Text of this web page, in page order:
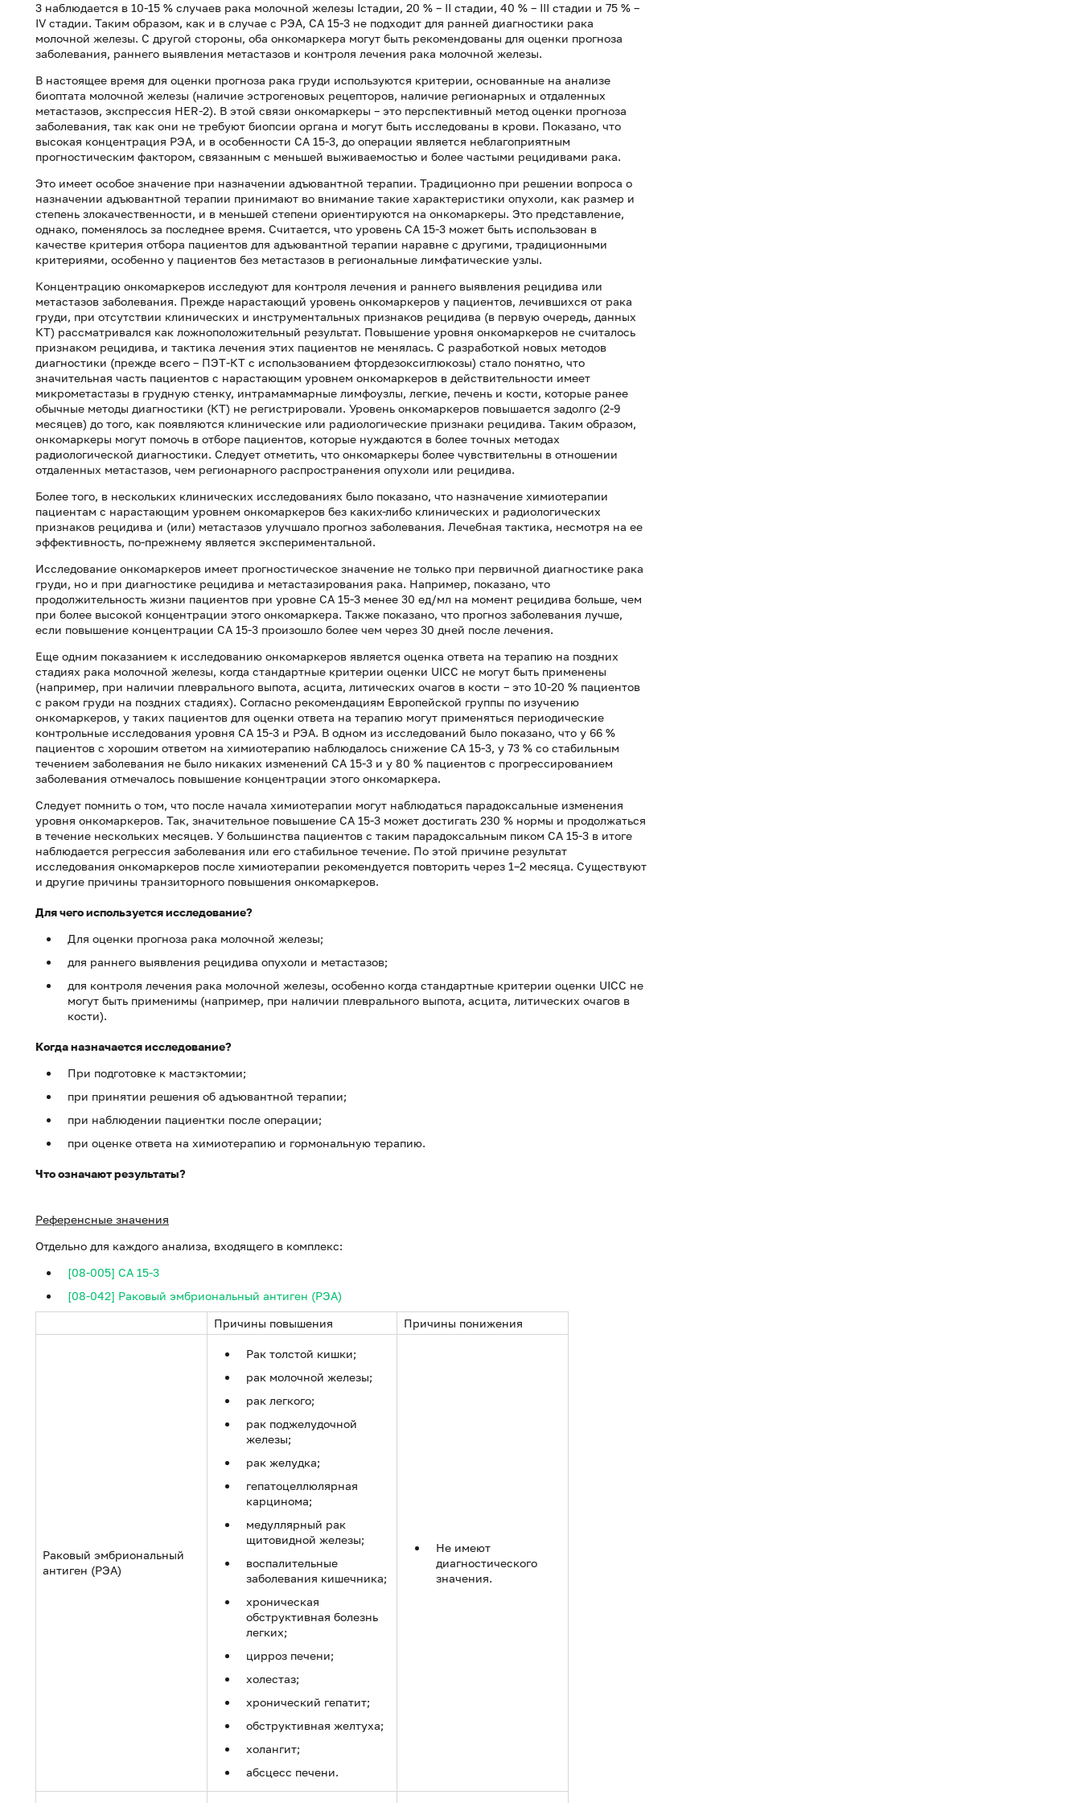
3 наблюдается в 10-15 % случаев рака молочной железы Iстадии, 20 % – II стадии, 40 % – III стадии и 75 % –
IV стадии. Таким образом, как и в случае с РЭА, СА 15-3 не подходит для ранней диагностики рака
молочной железы. С другой стороны, оба онкомаркера могут быть рекомендованы для оценки прогноза
заболевания, раннего выявления метастазов и контроля лечения рака молочной железы.
В настоящее время для оценки прогноза рака груди используются критерии, основанные на анализе
биоптата молочной железы (наличие эстрогеновых рецепторов, наличие регионарных и отдаленных
метастазов, экспрессия HER-2). В этой связи онкомаркеры – это перспективный метод оценки прогноза
заболевания, так как они не требуют биопсии органа и могут быть исследованы в крови. Показано, что
высокая концентрация РЭА, и в особенности СА 15-3, до операции является неблагоприятным
прогностическим фактором, связанным с меньшей выживаемостью и более частыми рецидивами рака.
Это имеет особое значение при назначении адъювантной терапии. Традиционно при решении вопроса о
назначении адъювантной терапии принимают во внимание такие характеристики опухоли, как размер и
степень злокачественности, и в меньшей степени ориентируются на онкомаркеры. Это представление,
однако, поменялось за последнее время. Считается, что уровень СА 15-3 может быть использован в
качестве критерия отбора пациентов для адъювантной терапии наравне с другими, традиционными
критериями, особенно у пациентов без метастазов в региональные лимфатические узлы.
Концентрацию онкомаркеров исследуют для контроля лечения и раннего выявления рецидива или
метастазов заболевания. Прежде нарастающий уровень онкомаркеров у пациентов, лечившихся от рака
груди, при отсутствии клинических и инструментальных признаков рецидива (в первую очередь, данных
КТ) рассматривался как ложноположительный результат. Повышение уровня онкомаркеров не считалось
признаком рецидива, и тактика лечения этих пациентов не менялась. С разработкой новых методов
диагностики (прежде всего – ПЭТ-КТ с использованием фтордезоксиглюкозы) стало понятно, что
значительная часть пациентов с нарастающим уровнем онкомаркеров в действительности имеет
микрометастазы в грудную стенку, интрамаммарные лимфоузлы, легкие, печень и кости, которые ранее
обычные методы диагностики (КТ) не регистрировали. Уровень онкомаркеров повышается задолго (2-9
месяцев) до того, как появляются клинические или радиологические признаки рецидива. Таким образом,
онкомаркеры могут помочь в отборе пациентов, которые нуждаются в более точных методах
радиологической диагностики. Следует отметить, что онкомаркеры более чувствительны в отношении
отдаленных метастазов, чем регионарного распространения опухоли или рецидива.
Более того, в нескольких клинических исследованиях было показано, что назначение химиотерапии
пациентам с нарастающим уровнем онкомаркеров без каких-либо клинических и радиологических
признаков рецидива и (или) метастазов улучшало прогноз заболевания. Лечебная тактика, несмотря на ее
эффективность, по-прежнему является экспериментальной.
Исследование онкомаркеров имеет прогностическое значение не только при первичной диагностике рака
груди, но и при диагностике рецидива и метастазирования рака. Например, показано, что
продолжительность жизни пациентов при уровне СА 15-3 менее 30 ед/мл на момент рецидива больше, чем
при более высокой концентрации этого онкомаркера. Также показано, что прогноз заболевания лучше,
если повышение концентрации СА 15-3 произошло более чем через 30 дней после лечения.
Еще одним показанием к исследованию онкомаркеров является оценка ответа на терапию на поздних
стадиях рака молочной железы, когда стандартные критерии оценки UICC не могут быть применены
(например, при наличии плеврального выпота, асцита, литических очагов в кости – это 10-20 % пациентов
с раком груди на поздних стадиях). Согласно рекомендациям Европейской группы по изучению
онкомаркеров, у таких пациентов для оценки ответа на терапию могут применяться периодические
контрольные исследования уровня СА 15-3 и РЭА. В одном из исследований было показано, что у 66 %
пациентов с хорошим ответом на химиотерапию наблюдалось снижение СА 15-3, у 73 % со стабильным
течением заболевания не было никаких изменений СА 15-3 и у 80 % пациентов с прогрессированием
заболевания отмечалось повышение концентрации этого онкомаркера.
Следует помнить о том, что после начала химиотерапии могут наблюдаться парадоксальные изменения
уровня онкомаркеров. Так, значительное повышение СА 15-3 может достигать 230 % нормы и продолжаться
в течение нескольких месяцев. У большинства пациентов с таким парадоксальным пиком СА 15-3 в итоге
наблюдается регрессия заболевания или его стабильное течение. По этой причине результат
исследования онкомаркеров после химиотерапии рекомендуется повторить через 1–2 месяца. Существуют
и другие причины транзиторного повышения онкомаркеров.
Для чего используется исследование?
Для оценки прогноза рака молочной железы;
для раннего выявления рецидива опухоли и метастазов;
для контроля лечения рака молочной железы, особенно когда стандартные критерии оценки UICC не
могут быть применимы (например, при наличии плеврального выпота, асцита, литических очагов в
кости).
Когда назначается исследование?
При подготовке к мастэктомии;
при принятии решения об адъювантной терапии;
при наблюдении пациентки после операции;
при оценке ответа на химиотерапию и гормональную терапию.
Что означают результаты?
Референсные значения
Отдельно для каждого анализа, входящего в комплекс:
[08-005] CA 15-3
[08-042] Раковый эмбриональный антиген (РЭА)
Причины повышения
Причины понижения
Раковый эмбриональный
антиген (РЭА)
Рак толстой кишки;
рак молочной железы;
рак легкого;
рак поджелудочной
железы;
рак желудка;
гепатоцеллюлярная
карцинома;
медуллярный рак
щитовидной железы;
воспалительные
заболевания кишечника;
хроническая
обструктивная болезнь
легких;
цирроз печени;
холестаз;
хронический гепатит;
обструктивная желтуха;
холангит;
абсцесс печени.
Не имеют
диагностического
значения.